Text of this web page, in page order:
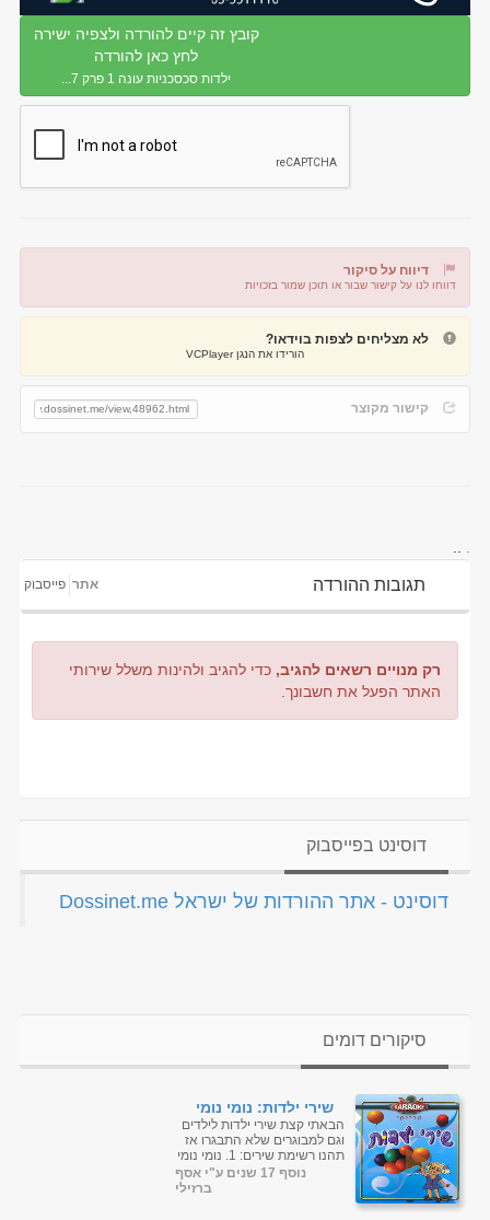
קובץ זה קיים להורדה ולצפיה ישירה
לחץ כאן להורדה
ילדות סכסכניות עונה 1 פרק 7...
דיווח על סיקור
דווחו לנו על קישור שבור או תוכן שמור בזכויות
דיווח על קישור שבור
לא מצליחים לצפות בוידאו?
הורידו את הנגן VCPlayer
קישור מקוצר
תגובות ההורדה אתר פייסבוק
רק מנויים רשאים להגיב, כדי להגיב ולהינות משלל שירותי
האתר הפעל את חשבונך.
דוסינט בפייסבוק
‏דוסינט - אתר ההורדות של ישראל Dossinet.me‏
סיקורים דומים
שירי ילדות: נומי נומי
ועוד...
הבאתי קצת שירי ילדות לילדים
וגם למבוגרים שלא התבגרו אז
תהנו רשימת שירים: 1. נומי נומי
2. אבא ונועה 3. ירח 4. האיש
נוסף 17 שנים ע"י אסף
ברזילי